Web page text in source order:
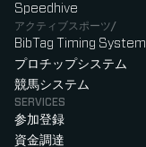
Speedhive
アクティブスポーツ/
BibTag Timing System
プロチップシステム
競馬システム
SERVICES
参加登録
資金調達